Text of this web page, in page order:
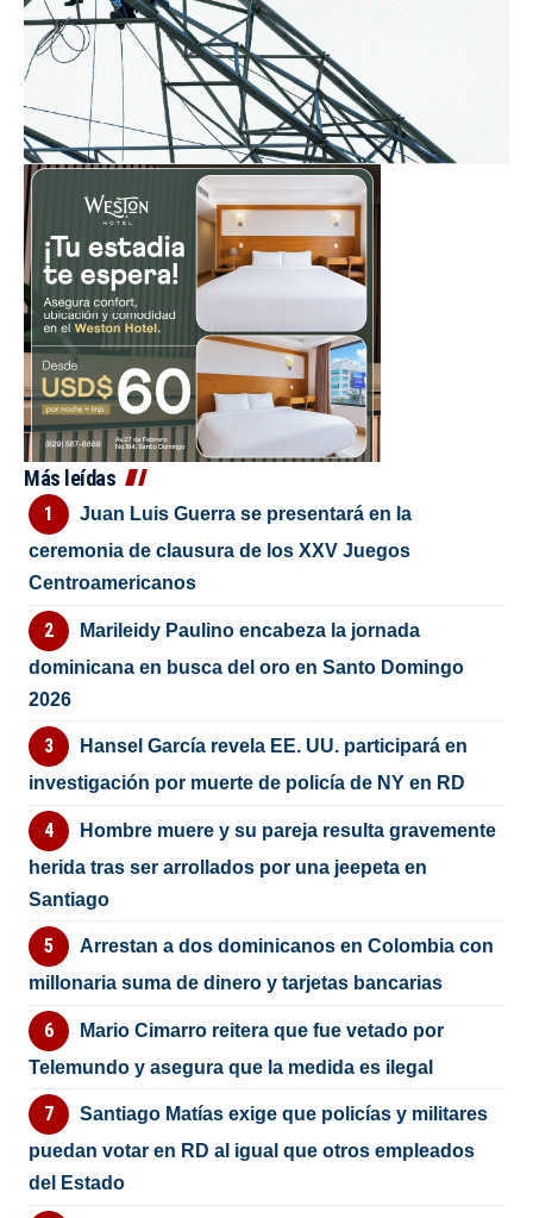
Más leídas
Juan Luis Guerra se presentará en la
ceremonia de clausura de los XXV Juegos
Centroamericanos
Marileidy Paulino encabeza la jornada
dominicana en busca del oro en Santo Domingo
2026
Hansel García revela EE. UU. participará en
investigación por muerte de policía de NY en RD
Hombre muere y su pareja resulta gravemente
herida tras ser arrollados por una jeepeta en
Santiago
Arrestan a dos dominicanos en Colombia con
millonaria suma de dinero y tarjetas bancarias
Mario Cimarro reitera que fue vetado por
Telemundo y asegura que la medida es ilegal
Santiago Matías exige que policías y militares
puedan votar en RD al igual que otros empleados
del Estado